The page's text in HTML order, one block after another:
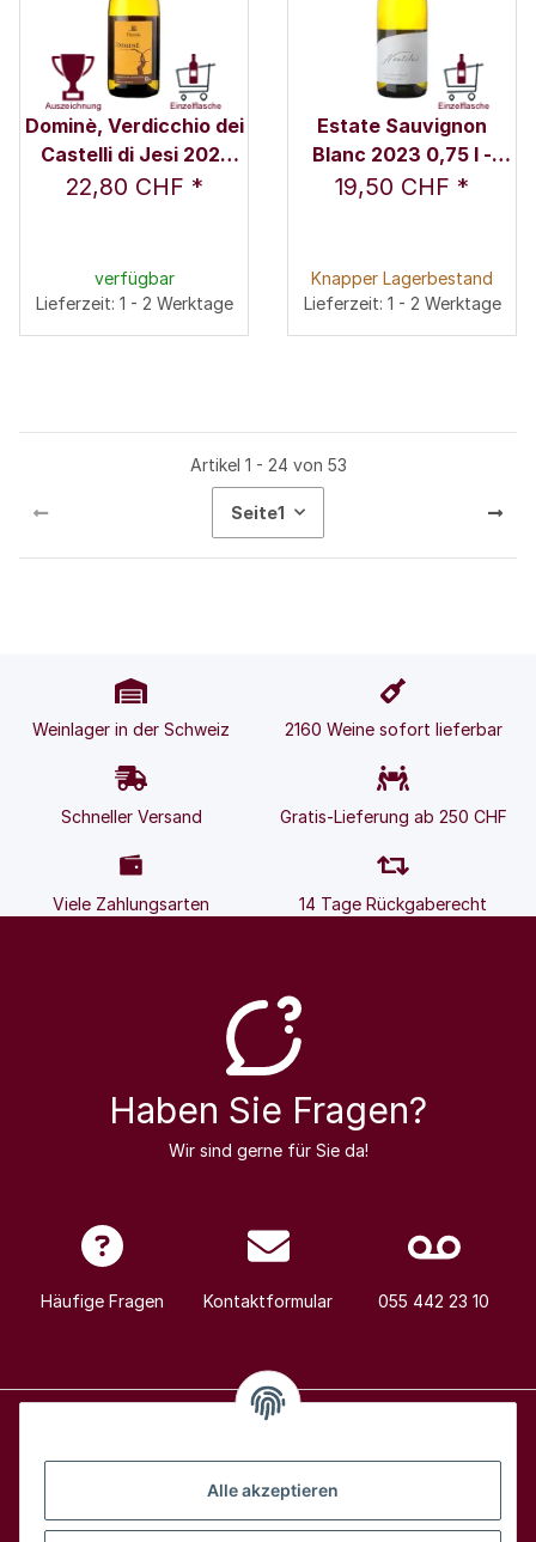
Alle akzeptieren
Dominè, Verdicchio dei
Castelli di Jesi 2021
0,75 l - Pievalta
22,80 CHF *
verfügbar
Lieferzeit: 1 - 2 Werktage
Estate Sauvignon
Blanc 2023 0,75 l -
Nautilus Estate
19,50 CHF *
Knapper Lagerbestand
Lieferzeit: 1 - 2 Werktage
Artikel 1 - 24 von 53
Seite1
Weinlager in der Schweiz 2160 Weine sofort lieferbar
Schneller Versand Gratis-Lieferung ab 250 CHF
Viele Zahlungsarten 14 Tage Rückgaberecht
Haben Sie Fragen?
Wir sind gerne für Sie da!
Häufige Fragen Kontaktformular 055 442 23 10